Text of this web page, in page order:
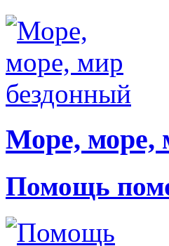
Море, море,
Помощь